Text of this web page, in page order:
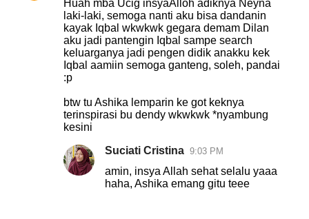
Huah mba Ucig insyaAlloh adiknya Neyna
laki-laki, semoga nanti aku bisa dandanin
kayak Iqbal wkwkwk gegara demam Dilan
aku jadi pantengin Iqbal sampe search
keluarganya jadi pengen didik anakku kek
Iqbal aamiin semoga ganteng, soleh, pandai
:p
btw tu Ashika lemparin ke got keknya
terinspirasi bu dendy wkwkwk *nyambung
kesini
Suciati Cristina 9:03 PM
amin, insya Allah sehat selalu yaaa
haha, Ashika emang gitu teee